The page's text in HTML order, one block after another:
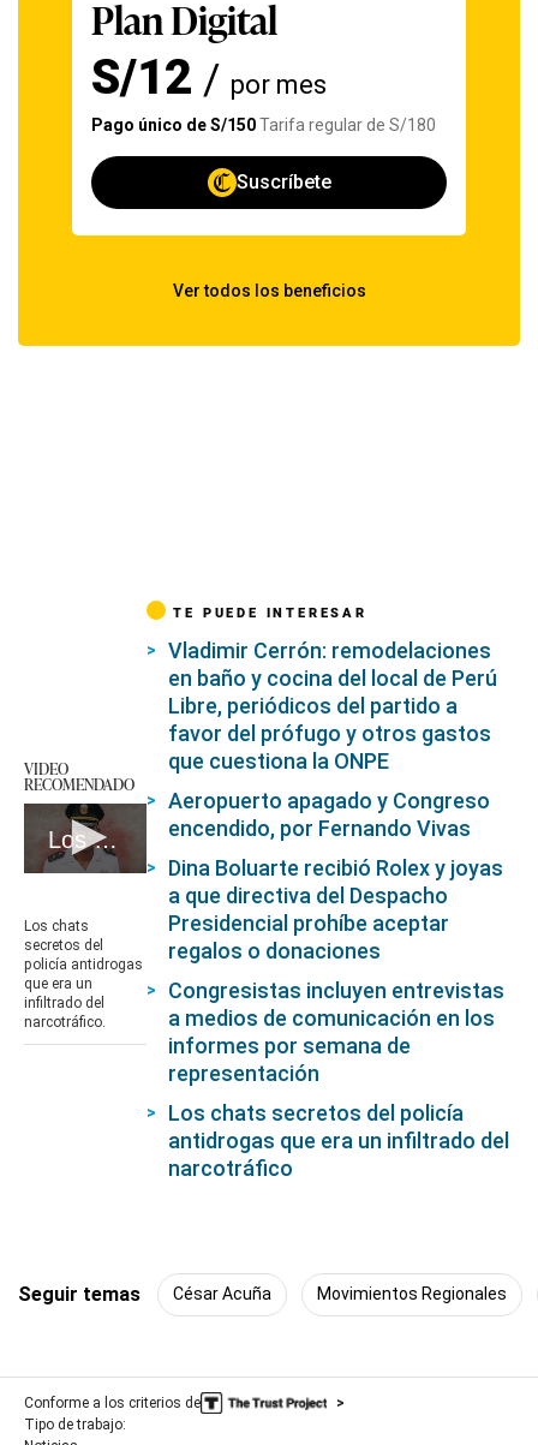
VIDEO
RECOMENDADO
Los chats secretos del policía antidrogas que era un infiltrado del narcotráfico #VideosEC #UI
of
8
minutes,
59
seconds
Los chats
secretos del
policía antidrogas
que era un
infiltrado del
narcotráfico.
TE PUEDE INTERESAR
Vladimir Cerrón: remodelaciones
en baño y cocina del local de Perú
Libre, periódicos del partido a
favor del prófugo y otros gastos
que cuestiona la ONPE
Aeropuerto apagado y Congreso
encendido, por Fernando Vivas
Dina Boluarte recibió Rolex y joyas
a que directiva del Despacho
Presidencial prohíbe aceptar
regalos o donaciones
Congresistas incluyen entrevistas
a medios de comunicación en los
informes por semana de
representación
Los chats secretos del policía
antidrogas que era un infiltrado del
narcotráfico
Seguir temas César Acuña Movimientos Regionales
Conforme a los criterios de
Tipo de trabajo: